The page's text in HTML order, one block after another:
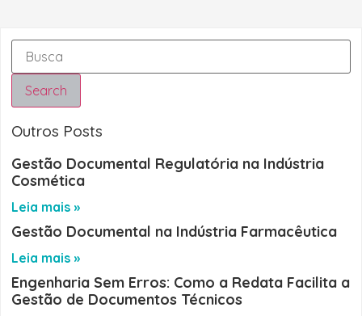
Search
Outros Posts
Gestão Documental Regulatória na Indústria
Cosmética
Leia mais »
Gestão Documental na Indústria Farmacêutica
Leia mais »
Engenharia Sem Erros: Como a Redata Facilita a
Gestão de Documentos Técnicos